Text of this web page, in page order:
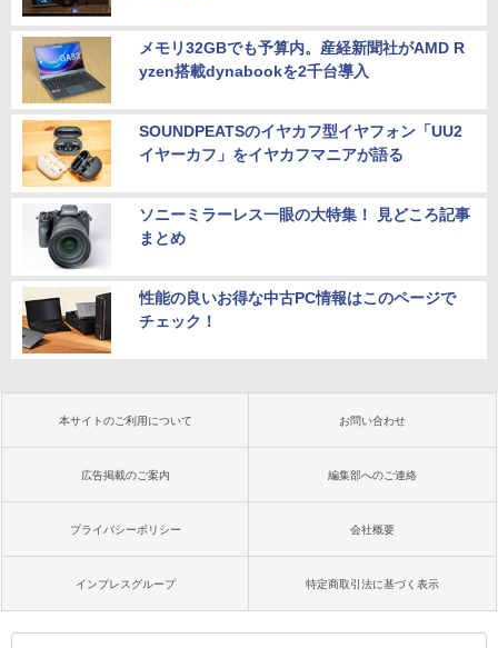
メモリ32GBでも予算内。産経新聞社がAMD R
yzen搭載dynabookを2千台導入
SOUNDPEATSのイヤカフ型イヤフォン「UU2
イヤーカフ」をイヤカフマニアが語る
ソニーミラーレス一眼の大特集！ 見どころ記事
まとめ
性能の良いお得な中古PC情報はこのページで
チェック！
本サイトのご利用について お問い合わせ
広告掲載のご案内 編集部へのご連絡
プライバシーポリシー 会社概要
インプレスグループ 特定商取引法に基づく表示